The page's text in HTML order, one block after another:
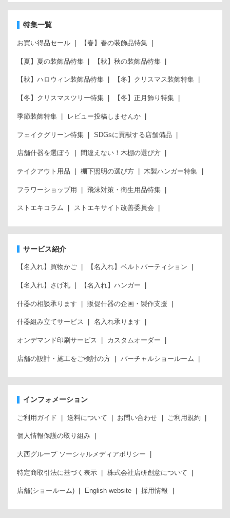
特集一覧
お買い得品セール 【春】春の装飾品特集
【夏】夏の装飾品特集 【秋】秋の装飾品特集
【秋】ハロウィン装飾品特集 【冬】クリスマス装飾特集
【冬】クリスマスツリー特集 【冬】正月飾り特集
季節装飾特集 レビュー投稿しませんか
フェイクグリーン特集 SDGsに貢献する店舗備品
店舗什器を選ぼう 間違えない！木棚の選び方
テイクアウト用品 棚下照明の選び方 木製ハンガー特集
フラワーショップ用 飛沫対策・衛生用品特集
ストエキコラム ストエキサイト改善委員会
サービス紹介
【名入れ】買物かご 【名入れ】ベルトパーティション
【名入れ】さげ札 【名入れ】ハンガー
什器の相談承ります 販促什器の企画・製作支援
什器組み立てサービス 名入れ承ります
オンデマンド印刷サービス カスタムオーダー
店舗の設計・施工をご検討の方 バーチャルショールーム
インフォメーション
ご利用ガイド 送料について お問い合わせ ご利用規約
個人情報保護の取り組み
大西グループ ソーシャルメディアポリシー
特定商取引法に基づく表示 株式会社店研創意について
店舗(ショールーム) English website 採用情報